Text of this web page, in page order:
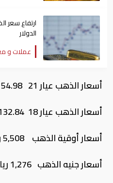
الدولار
عملات و
أسعار الذهب عيار 21 154.98 ريال
أسعار الذهب عيار 18 132.84 ريال
أسعار أوقية الذهب 5,508 ريال
أسعار جنيه الذهب 1,276 ريال